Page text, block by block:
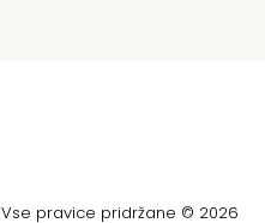
Vse pravice pridržane © 2026